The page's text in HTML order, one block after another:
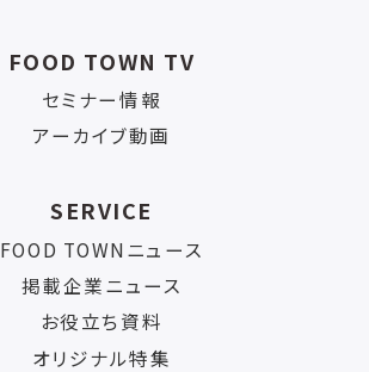
FOOD TOWN TV
セミナー情報
アーカイブ動画
SERVICE
FOOD TOWNニュース
掲載企業ニュース
お役立ち資料
オリジナル特集